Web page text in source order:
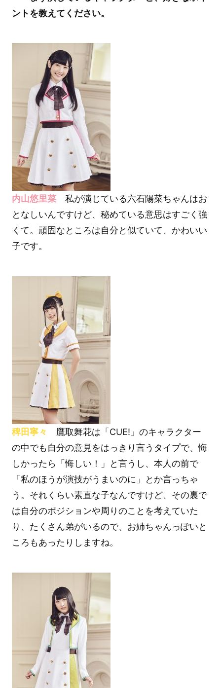
ントを教えてください。
内山悠里菜私が演じている六石陽菜ちゃんはお
となしいんですけど、秘めている意思はすごく強
くて。頑固なところは自分と似ていて、かわいい
子です。
稗田寧々
鷹取舞花は「CUE!」のキャラクター
の中でも自分の意見をはっきり言うタイプで、悔
しかったら「悔しい！」と言うし、本人の前で
「私のほうが演技がうまいのに」とか言っちゃ
う。それくらい素直な子なんですけど、その裏で
は自分のポジションや周りのことを考えていた
り、たくさん弟がいるので、お姉ちゃんっぽいと
ころもあったりしますね。